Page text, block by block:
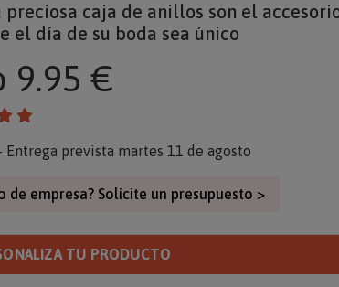
preciosa caja de anillos son el
el día de su boda sea único
9.95 €
Entrega prevista martes 11 de agosto
de empresa? Solicite un presupuesto >
TU PRODUCTO